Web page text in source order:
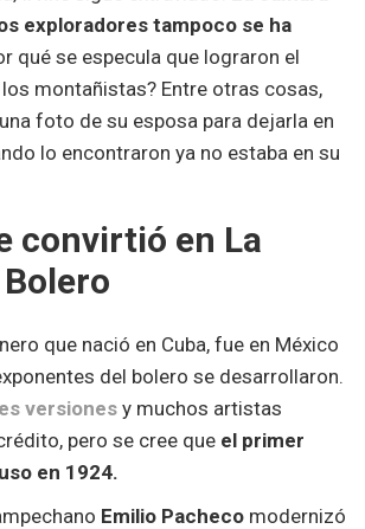
exploradores tampoco se ha
qué se especula que lograron el
montañistas? Entre otras cosas,
foto de su esposa para dejarla en
lo encontraron ya no estaba en su
convirtió en La
que nació en Cuba, fue en México
del bolero se desarrollaron.
versiones y muchos artistas
pero se cree que el primer
en 1924.
Emilio Pacheco modernizó